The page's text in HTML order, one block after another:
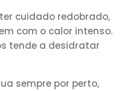
cuidado redobrado,
com o calor intenso.
tende a desidratar
sempre por perto,